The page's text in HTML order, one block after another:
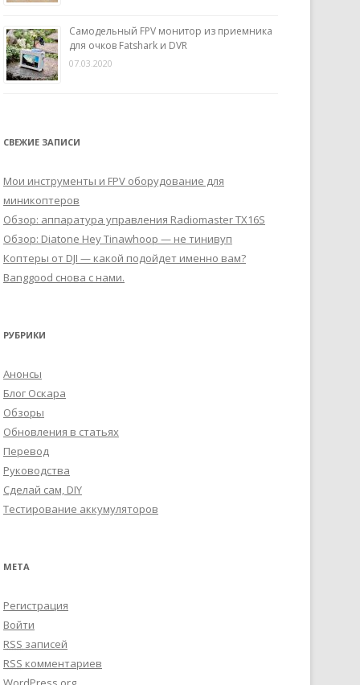
Самодельный FPV монитор из приемника
для очков Fatshark и DVR
07.03.2020
СВЕЖИЕ ЗАПИСИ
Мои инструменты и FPV оборудование для
миникоптеров
Обзор: аппаратура управления Radiomaster TX16S
Обзор: Diatone Hey Tinawhoop — не тинивуп
Коптеры от DJI — какой подойдет именно вам?
Banggood снова с нами.
РУБРИКИ
Анонсы
Блог Оскара
Обзоры
Обновления в статьях
Перевод
Руководства
Сделай сам, DIY
Тестирование аккумуляторов
МЕТА
Регистрация
Войти
RSS записей
RSS комментариев